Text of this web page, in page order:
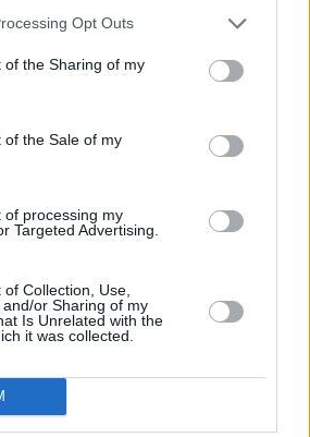
Tenga en cuenta que algún
pero usted tiene el derecho de
Sus preferencias se aplicarán
de nuevo en este sitio web o
de privacidad.
Opt Outs
of the Sharing of my
of the Sale of my
of processing my
Targeted Advertising.
Collection, Use,
or Sharing of my
Is Unrelated with the
it was collected.